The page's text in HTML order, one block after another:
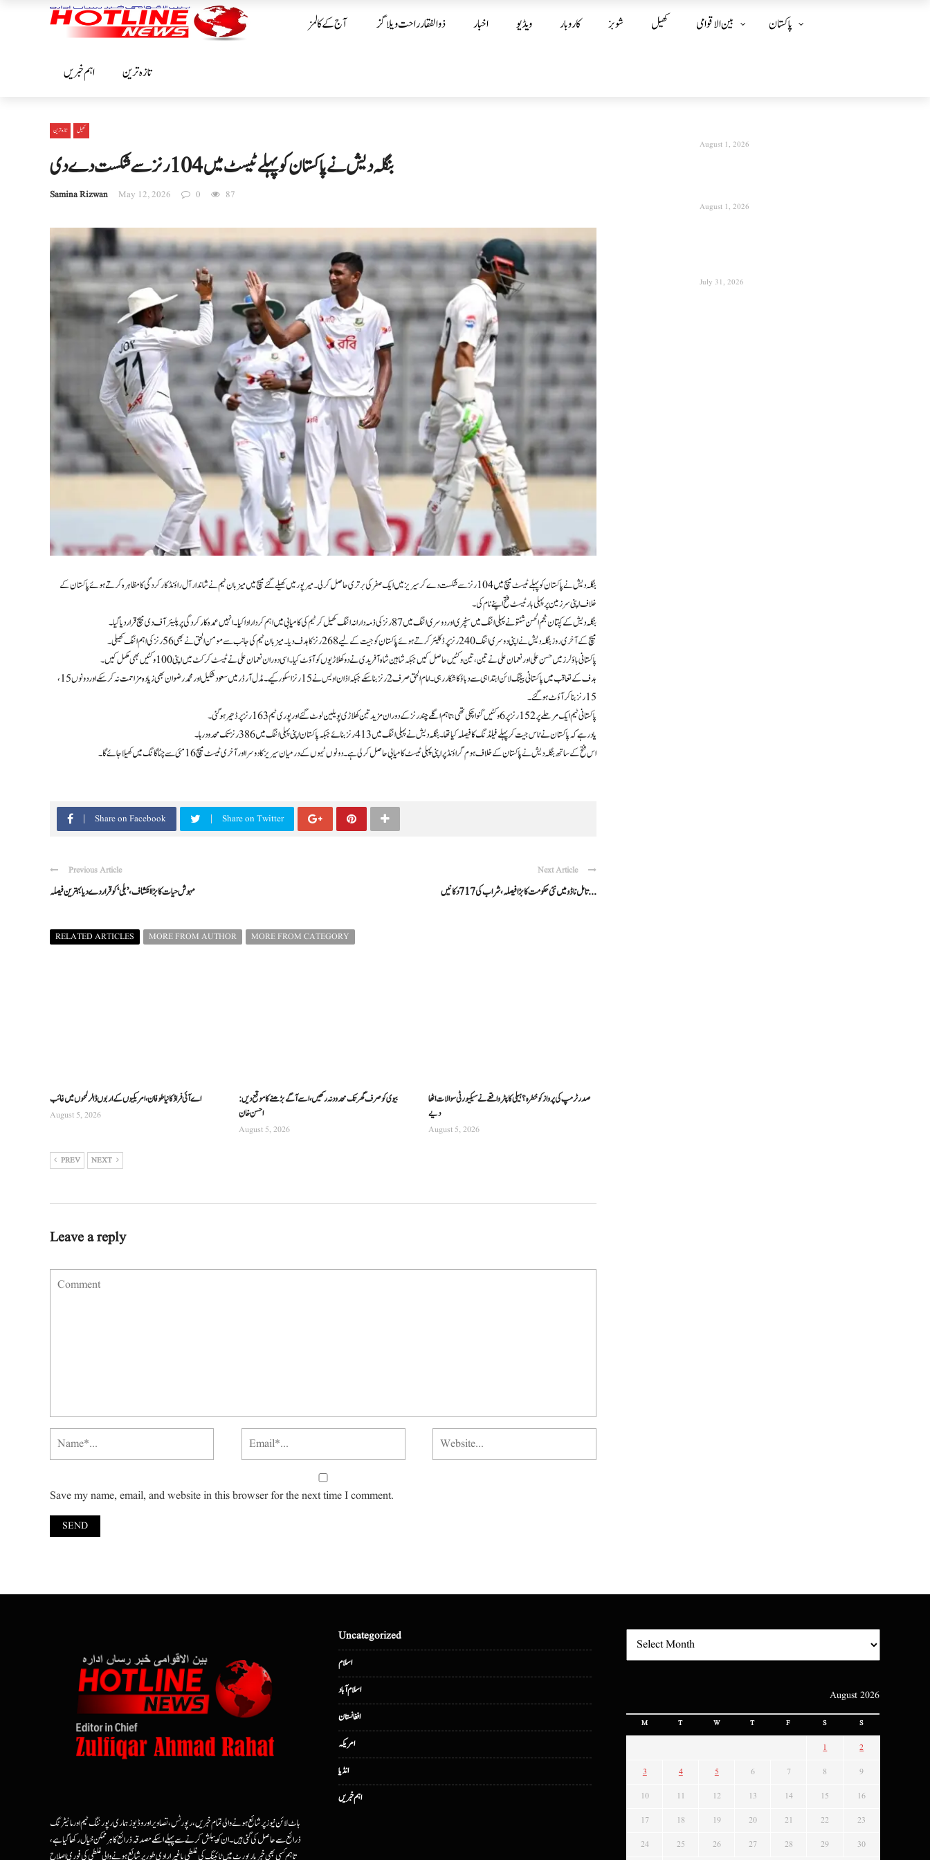
آج کے کالمز ذوالفقار راحت ویلاگز اخبار ویڈیو کاروبار شوبز کھیل بین الا قوامی پاکستان
اہم خبریں تازہ ترین
تازہ ترین کھیل
بنگلہ دیش نے پاکستان کو پہلے ٹیسٹ میں 104 رنز سے شکست دے دی
Samina Rizwan May 12, 2026 0 87
بنگلہ دیش نے پاکستان کو پہلے ٹیسٹ میچ میں 104 رنز سے شکست دے کر سیریز میں ایک صفر کی برتری حاصل کر لی۔ میرپور میں کھیلے گئے میچ میں میزبان ٹیم نے شاندار آل راؤنڈ کارکردگی کا مظاہرہ کرتے ہوئے پاکستان کے
خلاف اپنی سرزمین پر پہلی بار ٹیسٹ فتح اپنے نام کی۔
بنگلہ دیش کے کپتان نجم الحسن شنتو نے پہلی اننگ میں سنچری اور دوسری اننگ میں 87 رنز کی ذمہ دارانہ اننگ کھیل کر ٹیم کی کامیابی میں اہم کردار ادا کیا۔ انہیں عمدہ کارکردگی پر پلیئر آف دی میچ قرار دیا گیا۔
میچ کے آخری روز بنگلہ دیش نے اپنی دوسری اننگ 240 رنز پر ڈکلیئر کرتے ہوئے پاکستان کو جیت کے لیے 268 رنز کا ہدف دیا۔ میزبان ٹیم کی جانب سے مومن الحق نے بھی 56 رنز کی اہم اننگ کھیلی۔
پاکستانی باؤلرز میں حسن علی اور نعمان علی نے تین، تین وکٹیں حاصل کیں جبکہ شاہین شاہ آفریدی نے دو کھلاڑیوں کو آؤٹ کیا۔ اسی دوران نعمان علی نے ٹیسٹ کرکٹ میں اپنی 100 وکٹیں بھی مکمل کیں۔
ہدف کے تعاقب میں پاکستانی بیٹنگ لائن ابتدا ہی سے دباؤ کا شکار رہی۔ امام الحق صرف 2 رنز بنا سکے جبکہ اذان اویس نے 15 رنز اسکور کیے۔ مڈل آرڈر میں سعود شکیل اور محمد رضوان بھی زیادہ مزاحمت نہ کر سکے اور دونوں 15،
15 رنز بنا کر آؤٹ ہو گئے۔
پاکستانی ٹیم ایک مرحلے پر 152 رنز پر 6 وکٹیں گنوا چکی تھی، تاہم اگلے چند رنز کے دوران مزید تین کھلاڑی پویلین لوٹ گئے اور پوری ٹیم 163 رنز پر ڈھیر ہو گئی۔
یاد رہے کہ پاکستان نے ٹاس جیت کر پہلے فیلڈنگ کا فیصلہ کیا تھا۔ بنگلہ دیش نے پہلی اننگ میں 413 رنز بنائے جبکہ پاکستان اپنی پہلی اننگ میں 386 رنز تک محدود رہا۔
اس فتح کے ساتھ بنگلہ دیش نے پاکستان کے خلاف ہوم گراؤنڈ پر اپنی پہلی ٹیسٹ کامیابی حاصل کر لی ہے۔ دونوں ٹیموں کے درمیان سیریز کا دوسرا اور آخری ٹیسٹ میچ 16 مئی سے چٹاگانگ میں کھیلا جائے گا۔
Share on Facebook Share on Twitter
Previous Article
مہوش حیات کا بڑا انکشاف، ’بلی‘ کو قرار دے دیا بہترین فیصلہ
Next Article
تامل ناڈو میں نئی حکومت کا بڑا فیصلہ، شراب کی 717 دکانیں ...
RELATED ARTICLES MORE FROM AUTHOR MORE FROM CATEGORY
اے آئی فراڈ کا نیا طوفان، امریکیوں کے اربوں ڈالر لمحوں میں غائب
August 5, 2026
بیوی کو صرف گھر تک محدود نہ رکھیں، اسے آگے بڑھنے کا موقع دیں:
احسن خان
August 5, 2026
صدر ٹرمپ کی پرواز کو خطرہ؟ ہیلی کاپٹر واقعے نے سیکیورٹی سوالات اٹھا
دیے
August 5, 2026
PREV NEXT
Leave a reply
Save my name, email, and website in this browser for the next time I comment.
August 1, 2026
August 1, 2026
July 31, 2026
ہاٹ لائن نیوز پر شائع ہونے والی تمام خبریں، رپورٹس، تصاویر اور وڈیوز ہماری رپورٹنگ ٹیم اور مانیٹرنگ
ذرائع سے حاصل کی گئی ہیں۔ ان کو پبلش کرنے سے پہلے اسکے مصدقہ ذرائع کا ہرممکن خیال رکھا گیا ہے،
تاہم کسی بھی خبر یا رپورٹ میں ٹائپنگ کی غلطی یا غیرارادی طور پر شائع ہونے والی غلطی کی فوری اصلاح
Uncategorized
اسلام
اسلام آباد
افغانستان
امریکہ
انڈیا
اہم خبریں
August 2026
M T W T F S S
1 2
3 4 5 6 7 8 9
10 11 12 13 14 15 16
17 18 19 20 21 22 23
24 25 26 27 28 29 30